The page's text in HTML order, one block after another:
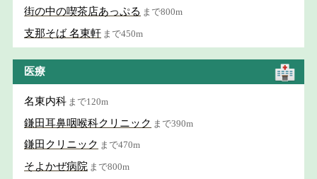
街の中の喫茶店あっぷる まで800m
支那そば 名東軒 まで450m
医療
名東内科 まで120m
鎌田耳鼻咽喉科クリニック まで390m
鎌田クリニック まで470m
そよかぜ病院 まで800m